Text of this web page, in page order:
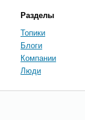
Разделы
Топики
Блоги
Компании
Люди